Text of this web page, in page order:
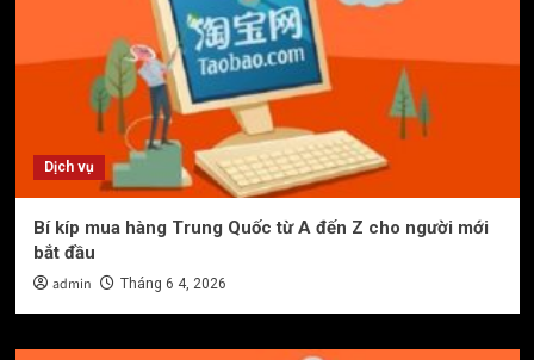
Dịch vụ
Bí kíp mua hàng Trung Quốc từ A đến Z cho người mới
bắt đầu
admin Tháng 6 4, 2026